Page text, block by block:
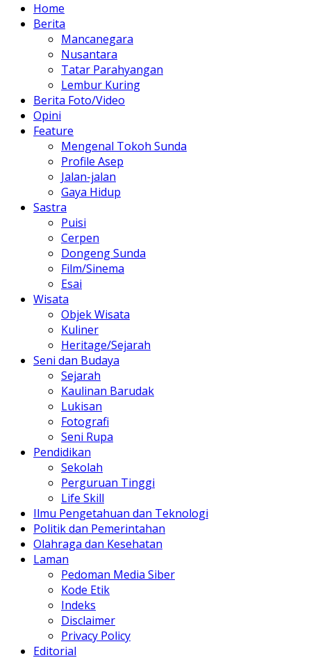
Home
Berita
Mancanegara
Nusantara
Tatar Parahyangan
Lembur Kuring
Berita Foto/Video
Opini
Feature
Mengenal Tokoh Sunda
Profile Asep
Jalan-jalan
Gaya Hidup
Sastra
Puisi
Cerpen
Dongeng Sunda
Film/Sinema
Esai
Wisata
Objek Wisata
Kuliner
Heritage/Sejarah
Seni dan Budaya
Sejarah
Kaulinan Barudak
Lukisan
Fotografi
Seni Rupa
Pendidikan
Sekolah
Perguruan Tinggi
Life Skill
Ilmu Pengetahuan dan Teknologi
Politik dan Pemerintahan
Olahraga dan Kesehatan
Laman
Pedoman Media Siber
Kode Etik
Indeks
Disclaimer
Privacy Policy
Editorial